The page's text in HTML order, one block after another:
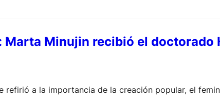
Marta Minujin recibió el doctorado
a la importancia de la creación popular, el